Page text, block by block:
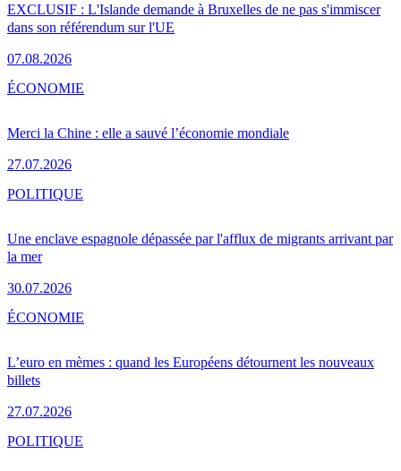
EXCLUSIF : L'Islande demande à Bruxelles de ne pas s'immiscer
dans son référendum sur l'UE
07.08.2026
Merci la Chine : elle a sauvé l’économie mondiale
27.07.2026
ÉCONOMIE
Une enclave espagnole dépassée par l'afflux de migrants arrivant par
la mer
30.07.2026
POLITIQUE
L’euro en mèmes : quand les Européens détournent les nouveaux
billets
27.07.2026
ÉCONOMIE
POLITIQUE